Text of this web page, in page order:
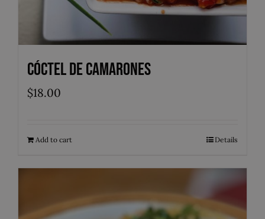
Cóctel de Camarones
$18.00
Add to cart Details